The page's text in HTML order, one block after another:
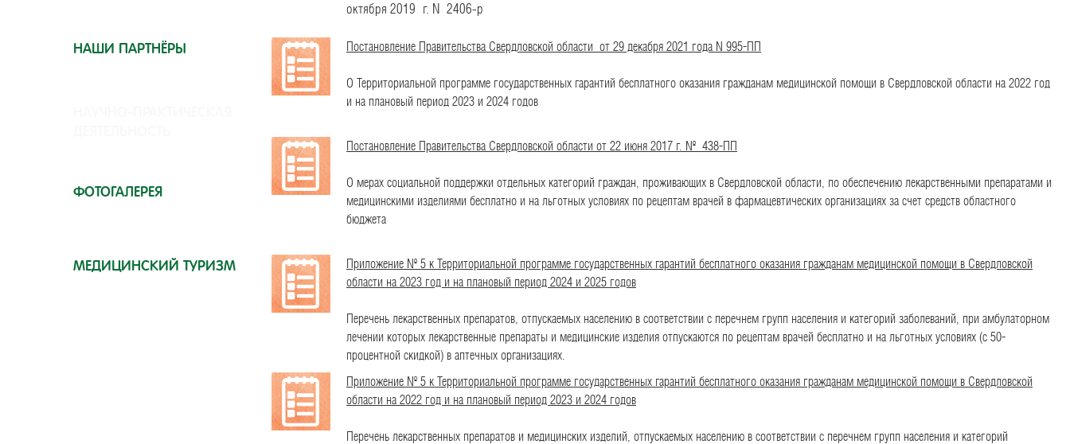
НАШИ ПАРТНЁРЫ
ФОТОГАЛЕРЕЯ
МЕДИЦИНСКИЙ ТУРИЗМ
октября 2019 г. N 2406-р
Постановление Правительства Свердловской области от 29 декабря 2021 года N 995-ПП
О Территориальной программе государственных гарантий бесплатного оказания гражданам медицинской помощи в Свердловской области на 2022 год
и на плановый период 2023 и 2024 годов
Постановление Правительства Свердловской области от 22 июня 2017 г. № 438-ПП
О мерах социальной поддержки отдельных категорий граждан, проживающих в Свердловской области, по обеспечению лекарственными препаратами и
медицинскими изделиями бесплатно и на льготных условиях по рецептам врачей в фармацевтических организациях за счет средств областного
бюджета
Приложение № 5 к Территориальной программе государственных гарантий бесплатного оказания гражданам медицинской помощи в Свердловской
области на 2023 год и на плановый период 2024 и 2025 годов
Перечень лекарственных препаратов, отпускаемых населению в соответствии с перечнем групп населения и категорий заболеваний, при амбулаторном
лечении которых лекарственные препараты и медицинские изделия отпускаются по рецептам врачей бесплатно и на льготных условиях (с 50-
процентной скидкой) в аптечных организациях.
Приложение № 5 к Территориальной программе государственных гарантий бесплатного оказания гражданам медицинской помощи в Свердловской
области на 2022 год и на плановый период 2023 и 2024 годов
Перечень лекарственных препаратов и медицинских изделий, отпускаемых населению в соответствии с перечнем групп населения и категорий